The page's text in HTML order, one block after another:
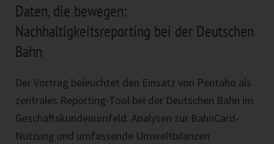
Daten, die bewegen:
Nachhaltigkeitsreporting bei der Deutschen
Bahn
Der Vortrag beleuchtet den Einsatz von Pentaho als
zentrales Reporting-Tool bei der Deutschen Bahn im
Geschäftskundenumfeld. Analysen zur BahnCard-
Nutzung und umfassende Umweltbilanzen